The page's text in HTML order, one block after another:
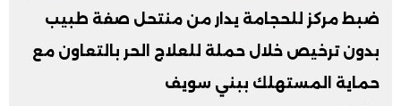
ضبط مركز للحجامة يدار من منتحل صفة طبيب
بدون ترخيص خلال حملة للعلاج الحر بالتعاون مع
حماية المستهلك ببني سويف